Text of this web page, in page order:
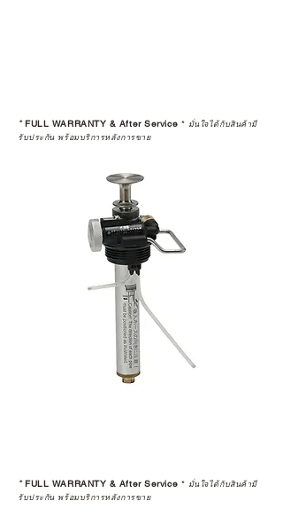
*FULL WARRANTY & After Service * มั่นใจได้กับสินค้ามี
รับประกัน พร้อมบริการหลังการขาย
*FULL WARRANTY & After Service * มั่นใจได้กับสินค้ามี
รับประกัน พร้อมบริการหลังการขาย